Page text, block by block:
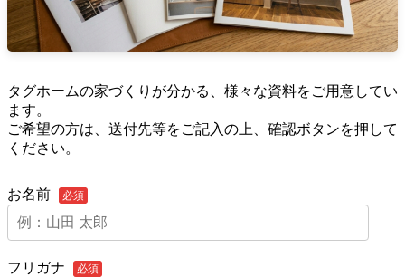
タグホームの家づくりが分かる、様々な資料をご用意してい
ます。
ご希望の方は、送付先等をご記入の上、確認ボタンを押して
ください。
お名前 必須
フリガナ 必須